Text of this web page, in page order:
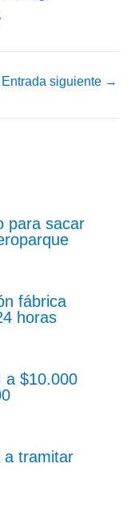
.
Entrada siguiente →
para sacar
fábrica
horas
a $10.000
a tramitar